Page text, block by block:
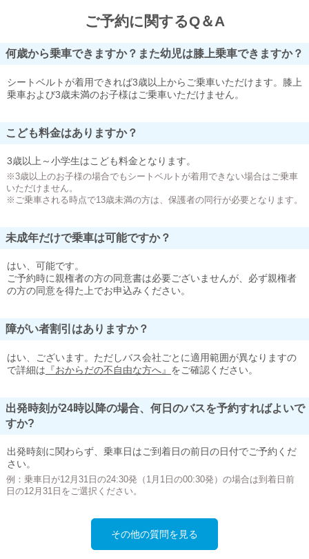
ご予約に関するQ＆A
何歳から乗車できますか？また幼児は膝上乗車できますか？
シートベルトが着用できれば3歳以上からご乗車いただけます。膝上
乗車および3歳未満のお子様はご乗車いただけません。
こども料金はありますか？
3歳以上～小学生はこども料金となります。
※3歳以上のお子様の場合でもシートベルトが着用できない場合はご乗車
いただけません。
※ご乗車される時点で13歳未満の方は、保護者の同行が必要となります。
未成年だけで乗車は可能ですか？
はい、可能です。
ご予約時に親権者の方の同意書は必要ございませんが、必ず親権者
の方の同意を得た上でお申込みください。
障がい者割引はありますか？
はい、ございます。ただしバス会社ごとに適用範囲が異なりますの
で詳細は 『おからだの不自由な方へ』 をご確認ください。
出発時刻が24時以降の場合、何日のバスを予約すればよいで
すか?
出発時刻に関わらず、乗車日はご到着日の前日の日付でご予約くだ
さい。
例：乗車日が12月31日の24:30発（1月1日の00:30発）の場合は到着日前
日の12月31日をご選択ください。
その他の質問を見る